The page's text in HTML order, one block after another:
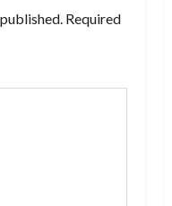
Required